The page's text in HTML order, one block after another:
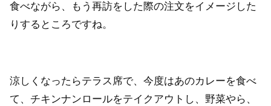
食べながら、もう再訪をした際の注文をイメージした
りするところですね。
涼しくなったらテラス席で、今度はあのカレーを食べ
て、チキンナンロールをテイクアウトし、野菜やら、